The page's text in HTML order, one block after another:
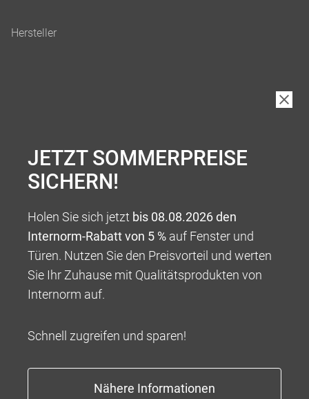
JETZT SOMMERPREISE
SICHERN!
Holen Sie sich jetzt bis 08.08.2026 den
Internorm-Rabatt von 5 % auf Fenster und
Türen. Nutzen Sie den Preisvorteil und werten
Sie Ihr Zuhause mit Qualitätsprodukten von
Internorm auf.
Schnell zugreifen und sparen!